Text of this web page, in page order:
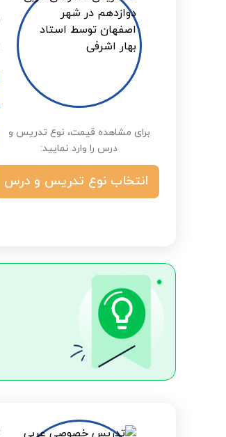
برای مشاهده قیمت، نوع تدریس و
درس را وارد نمایید:
انتخاب نوع تدریس و درس